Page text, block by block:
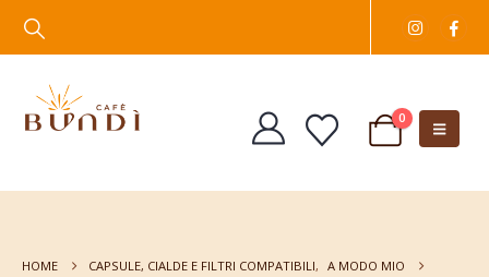
0
HOME CAPSULE, CIALDE E FILTRI COMPATIBILI, A MODO MIO